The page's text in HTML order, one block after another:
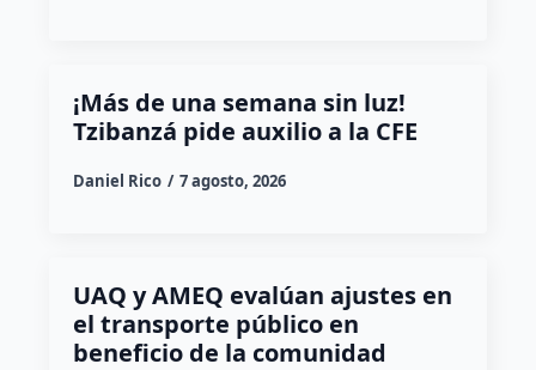
¡Más de una semana sin luz!
Tzibanzá pide auxilio a la CFE
Daniel Rico 7 agosto, 2026
UAQ y AMEQ evalúan ajustes en
el transporte público en
beneficio de la comunidad